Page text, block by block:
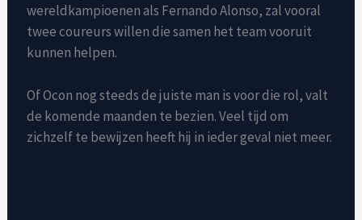
wereldkampioenen als Fernando Alonso, zal vooral
twee coureurs willen die samen het team vooruit
kunnen helpen.
Of Ocon nog steeds de juiste man is voor die rol, valt
de komende maanden te bezien. Veel tijd om
zichzelf te bewijzen heeft hij in ieder geval niet meer.